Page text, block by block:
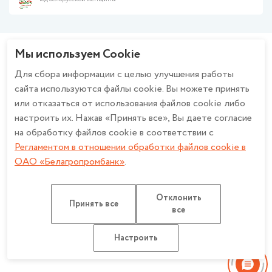
Финансирование бизнеса
Эквайринг
Факторинг
Банкострахование
Дистанционное банковское обслуживание
Счет эскроу
Работа в банке
использовании системы охранного телевидения в ОАО
«Белагропромбанк»
Описание и настройка файлов cookie
Регламент в отношении обработки файлов cookie в ОАО
«Белагропромбанк»
Политика конфиденциальности для мобильных приложений ОАО
«Белагропромбанк»
ОАО «Белагропромбанк». Лицензия на осуществление банковской
НБ РБ от 27.03.2026 №2. УНП 100693551
Будьте в курсе - вступайте в группу!
Работа с обращениями
Разработка сайта: Медиа Лайн
Карта сайта
Настроить обработку Cookie
Мы используем Cookie
Для сбора информации с целью улучшения работы
сайта используются файлы cookie. Вы можете принять
или отказаться от использования файлов cookie либо
настроить их. Нажав «Принять все», Вы даете согласие
на обработку файлов cookie в соответствии с
Регламентом в отношении обработки файлов cookie в
ОАО «Белагропромбанк».
Принять все
Отклонить
все
Настроить